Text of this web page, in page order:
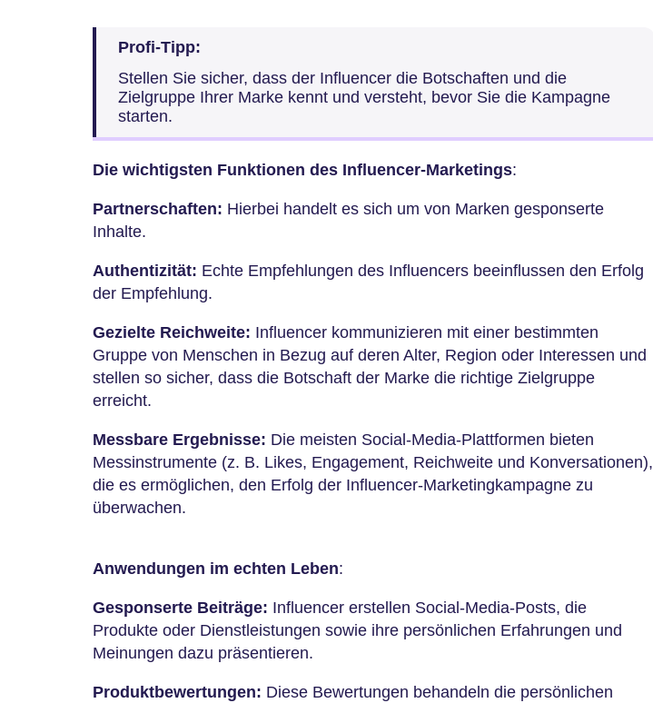
Profi-Tipp:
Stellen Sie sicher, dass der Influencer die Botschaften und die
Zielgruppe Ihrer Marke kennt und versteht, bevor Sie die Kampagne
starten.
Die wichtigsten Funktionen des Influencer-Marketings:
Partnerschaften: Hierbei handelt es sich um von Marken gesponserte
Inhalte.
Authentizität: Echte Empfehlungen des Influencers beeinflussen den Erfolg
der Empfehlung.
Gezielte Reichweite: Influencer kommunizieren mit einer bestimmten
Gruppe von Menschen in Bezug auf deren Alter, Region oder Interessen und
stellen so sicher, dass die Botschaft der Marke die richtige Zielgruppe
erreicht.
Messbare Ergebnisse: Die meisten Social-Media-Plattformen bieten
Messinstrumente (z. B. Likes, Engagement, Reichweite und Konversationen),
die es ermöglichen, den Erfolg der Influencer-Marketingkampagne zu
überwachen.
Anwendungen im echten Leben:
Gesponserte Beiträge: Influencer erstellen Social-Media-Posts, die
Produkte oder Dienstleistungen sowie ihre persönlichen Erfahrungen und
Meinungen dazu präsentieren.
Produktbewertungen: Diese Bewertungen behandeln die persönlichen